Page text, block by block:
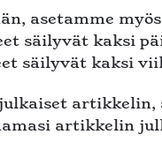
asetamme
säilyvät kaksi
säilyvät kaksi
artikkelin,
artikkelin